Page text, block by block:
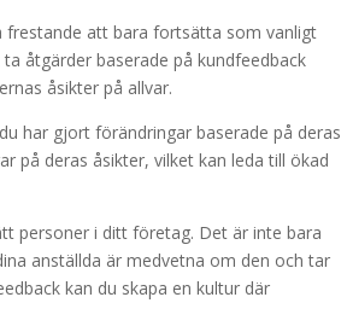
frestande att bara fortsätta som vanligt
åtgärder baserade på kundfeedback
åsikter på allvar.
har gjort förändringar baserade på deras
på deras åsikter, vilket kan leda till ökad
personer i ditt företag. Det är inte bara
anställda är medvetna om den och tar
kan du skapa en kultur där